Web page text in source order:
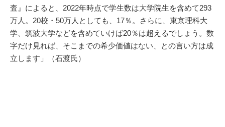
査』によると、2022年時点で学生数は大学院生を含めて293
万人。20校・50万人としても、17％。さらに、東京理科大
学、筑波大学などを含めていけば20％は超えるでしょう。数
字だけ見れば、そこまでの希少価値はない、との言い方は成
立します」（石渡氏）